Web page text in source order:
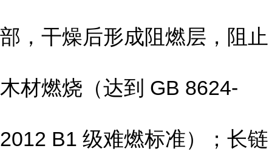
部，干燥后形成阻燃层，阻止
木材燃烧（达到 GB 8624-
2012 B1 级难燃标准）；长链